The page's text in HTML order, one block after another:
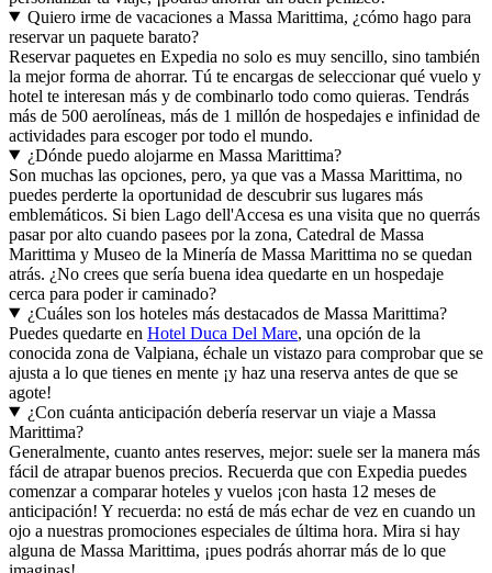
Quiero irme de vacaciones a Massa Marittima, ¿cómo hago para
reservar un paquete barato?
Reservar paquetes en Expedia no solo es muy sencillo, sino también
la mejor forma de ahorrar. Tú te encargas de seleccionar qué vuelo y
hotel te interesan más y de combinarlo todo como quieras. Tendrás
más de 500 aerolíneas, más de 1 millón de hospedajes e infinidad de
actividades para escoger por todo el mundo.
¿Dónde puedo alojarme en Massa Marittima?
Son muchas las opciones, pero, ya que vas a Massa Marittima, no
puedes perderte la oportunidad de descubrir sus lugares más
emblemáticos. Si bien Lago dell'Accesa es una visita que no querrás
pasar por alto cuando pasees por la zona, Catedral de Massa
Marittima y Museo de la Minería de Massa Marittima no se quedan
atrás. ¿No crees que sería buena idea quedarte en un hospedaje
cerca para poder ir caminado?
¿Cuáles son los hoteles más destacados de Massa Marittima?
Puedes quedarte en Hotel Duca Del Mare, una opción de la
conocida zona de Valpiana, échale un vistazo para comprobar que se
ajusta a lo que tienes en mente ¡y haz una reserva antes de que se
agote!
¿Con cuánta anticipación debería reservar un viaje a Massa
Marittima?
Generalmente, cuanto antes reserves, mejor: suele ser la manera más
fácil de atrapar buenos precios. Recuerda que con Expedia puedes
comenzar a comparar hoteles y vuelos ¡con hasta 12 meses de
anticipación! Y recuerda: no está de más echar de vez en cuando un
ojo a nuestras promociones especiales de última hora. Mira si hay
alguna de Massa Marittima, ¡pues podrás ahorrar más de lo que